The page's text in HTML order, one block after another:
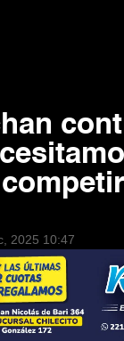
2025 10:47